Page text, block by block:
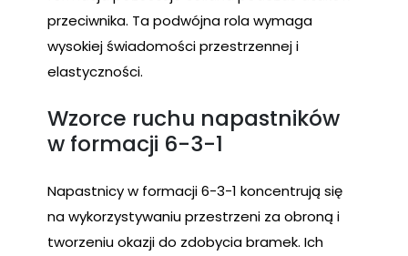
przeciwnika. Ta podwójna rola wymaga
wysokiej świadomości przestrzennej i
elastyczności.
Wzorce ruchu napastników
w formacji 6-3-1
Napastnicy w formacji 6-3-1 koncentrują się
na wykorzystywaniu przestrzeni za obroną i
tworzeniu okazji do zdobycia bramek. Ich